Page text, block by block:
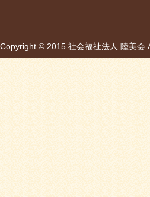
Copyright © 2015 社会福祉法人 陸美会